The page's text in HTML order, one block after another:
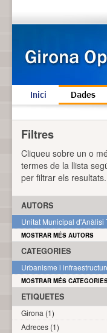
Inici Dades
Filtres
Cliqueu sobre un o
termes de la llista
per filtrar els resultats.
AUTORS
Unitat Municipal d'Anàlisi
MOSTRAR MÉS AUTORS
CATEGORIES
Urbanisme i
MOSTRAR MÉS
ETIQUETES
Girona (1)
Adreces (1)